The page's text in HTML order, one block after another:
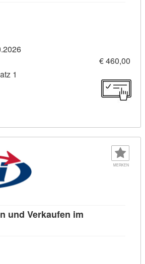
€ 460,00
1
MERKEN
und Verkaufen im
Smart Einkaufen und Verkaufen im